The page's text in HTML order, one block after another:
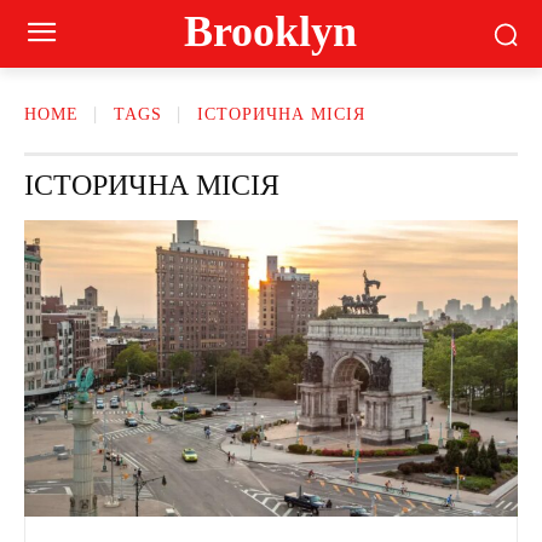
Brooklyn
HOME TAGS ІСТОРИЧНА МІСІЯ
ІСТОРИЧНА МІСІЯ